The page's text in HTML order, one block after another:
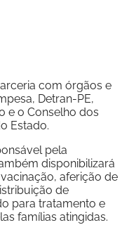
com órgãos e
Detran-PE,
e o Conselho dos
Estado.
pela
disponibilizará
aferição de
de
para tratamento e
famílias atingidas.